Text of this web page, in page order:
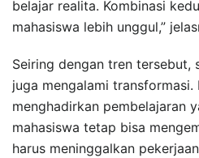
belajar realita. Kombinasi
mahasiswa lebih unggul,”
Seiring dengan tren tersebut,
juga mengalami transformasi.
menghadirkan pembelajaran
mahasiswa tetap bisa
harus meninggalkan